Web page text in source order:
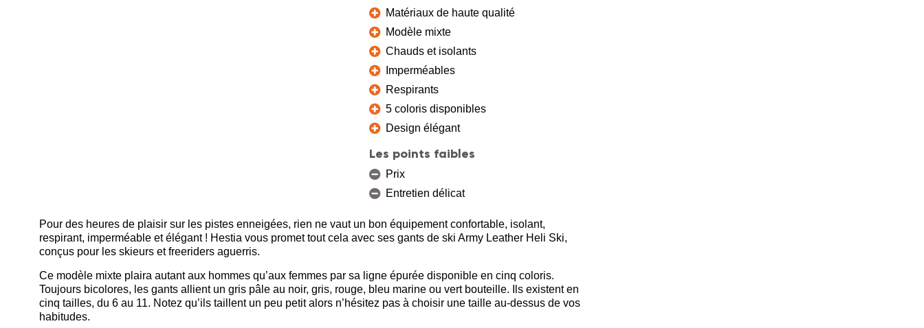
Matériaux de haute qualité
Modèle mixte
Chauds et isolants
Imperméables
Respirants
5 coloris disponibles
Design élégant
Les points faibles
Prix
Entretien délicat
Pour des heures de plaisir sur les pistes enneigées, rien ne vaut un bon équipement confortable, isolant,
respirant, imperméable et élégant ! Hestia vous promet tout cela avec ses gants de ski Army Leather Heli Ski,
conçus pour les skieurs et freeriders aguerris.
Ce modèle mixte plaira autant aux hommes qu’aux femmes par sa ligne épurée disponible en cinq coloris.
Toujours bicolores, les gants allient un gris pâle au noir, gris, rouge, bleu marine ou vert bouteille. Ils existent en
cinq tailles, du 6 au 11. Notez qu’ils taillent un peu petit alors n’hésitez pas à choisir une taille au-dessus de vos
habitudes.